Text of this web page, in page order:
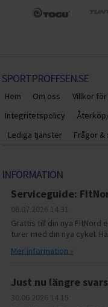
SPORTPROFFSEN.SE
Hem Om oss Villkor
Integritetspolicy
Lediga tjänster
Frågor &
INFORMATION
Serviceguide:
06.07.2026 14.31
Grattis till din nya FitNord
turer med din nya cykel.
Mer information »
Just nu längre
30.06.2026 14.15